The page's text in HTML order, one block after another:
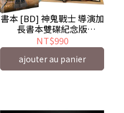
書本 [BD] 神鬼戰士 導演加
長書本雙碟紀念版
Gladiator
NT$990
ajouter au panier